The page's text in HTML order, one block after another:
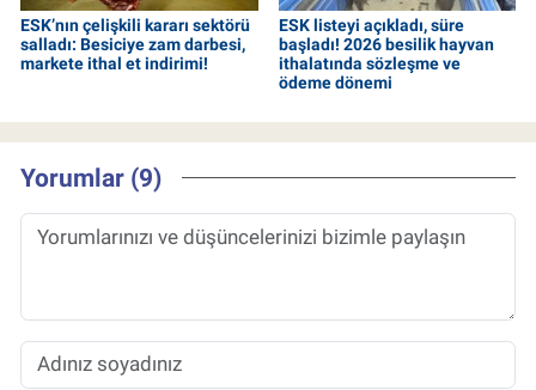
ESK’nın çelişkili kararı sektörü
salladı: Besiciye zam darbesi,
markete ithal et indirimi!
ESK listeyi açıkladı, süre
başladı! 2026 besilik hayvan
ithalatında sözleşme ve
ödeme dönemi
Yorumlar (9)